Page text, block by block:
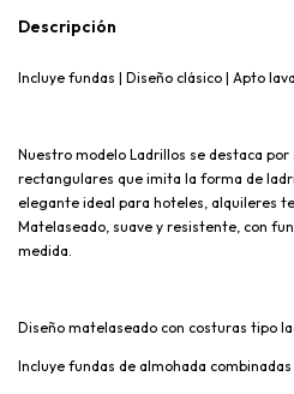
Descripción
Incluye fundas | Diseño clásico | Apto
Nuestro modelo Ladrillos se destaca
rectangulares que imita la forma de
elegante ideal para hoteles, alquileres
Matelaseado, suave y resistente, con
medida.
Diseño matelaseado con costuras tipo
Incluye fundas de almohada combinadas